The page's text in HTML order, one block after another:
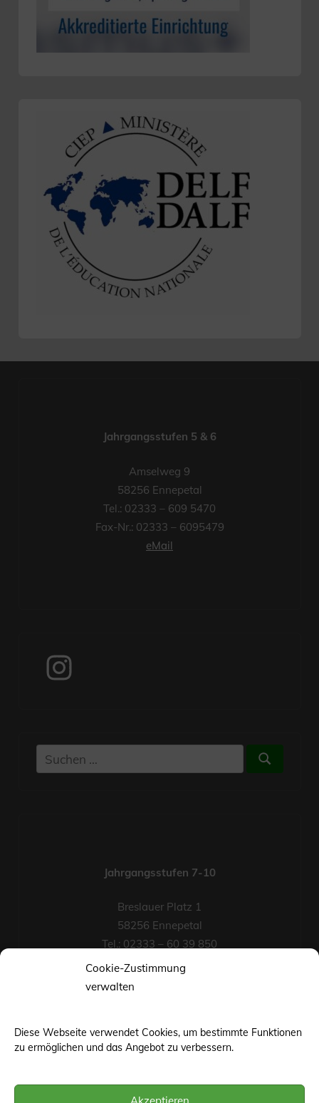
Cookie-Zustimmung
verwalten
Diese Webseite verwendet Cookies, um bestimmte Funktionen
zu ermöglichen und das Angebot zu verbessern.
Akzeptieren
Jahrgangsstufen 5 & 6
Amselweg 9
58256 Ennepetal
Tel.: 02333 – 609 5470
Fax-Nr.: 02333 – 6095479
eMail
Instagram
Suchen
nach:
Suchen
Jahrgangsstufen 7-10
Breslauer Platz 1
58256 Ennepetal
Tel.: 02333 – 60 39 850
Fax-Nr.: 02333 – 60 39 852